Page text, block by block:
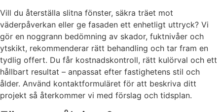
Vill du återställa slitna fönster, säkra träet mot
väderpåverkan eller ge fasaden ett enhetligt uttryck? Vi
gör en noggrann bedömning av skador, fuktnivåer och
ytskikt, rekommenderar rätt behandling och tar fram en
tydlig offert. Du får kostnadskontroll, rätt kulörval och ett
hållbart resultat – anpassat efter fastighetens stil och
ålder. Använd kontaktformuläret för att beskriva ditt
projekt så återkommer vi med förslag och tidsplan.